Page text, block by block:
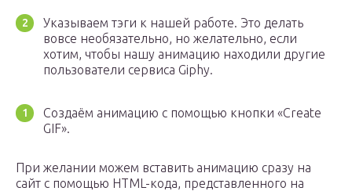
Указываем тэги к нашей работе. Это делать
вовсе необязательно, но желательно, если
хотим, чтобы нашу анимацию находили другие
пользователи сервиса Giphy.
Создаём анимацию с помощью кнопки «Create
GIF».
При желании можем вставить анимацию сразу на
сайт с помощью HTML-кода, представленного на